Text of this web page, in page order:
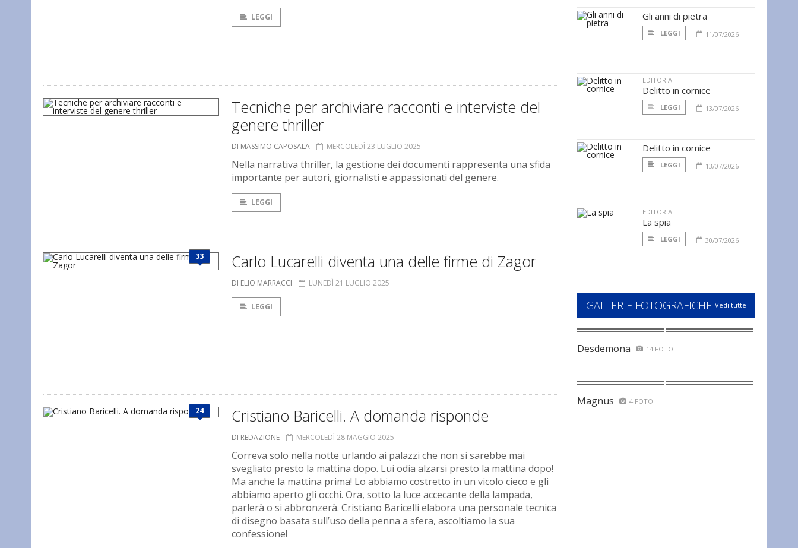
LEGGI
Tecniche per archiviare racconti e interviste del
genere thriller
DI MASSIMO CAPOSALA MERCOLEDÌ 23 LUGLIO 2025
Nella narrativa thriller, la gestione dei documenti rappresenta una sfida
importante per autori, giornalisti e appassionati del genere.
LEGGI
33 Carlo Lucarelli diventa una delle firme di Zagor
DI ELIO MARRACCI LUNEDÌ 21 LUGLIO 2025
LEGGI
24 Cristiano Baricelli. A domanda risponde
DI REDAZIONE MERCOLEDÌ 28 MAGGIO 2025
Correva solo nella notte urlando ai palazzi che non si sarebbe mai
svegliato presto la mattina dopo. Lui odia alzarsi presto la mattina dopo!
Ma anche la mattina prima! Lo abbiamo costretto in un vicolo cieco e gli
abbiamo aperto gli occhi. Ora, sotto la luce accecante della lampada,
parlerà o si abbronzerà. Cristiano Baricelli elabora una personale tecnica
di disegno basata sull’uso della penna a sfera, ascoltiamo la sua
confessione!
Gli anni di pietra
LEGGI 11/07/2026
EDITORIA
Delitto in cornice
LEGGI 13/07/2026
Delitto in cornice
LEGGI 13/07/2026
EDITORIA
La spia
LEGGI 30/07/2026
GALLERIE FOTOGRAFICHE Vedi tutte
Desdemona 14 FOTO
Magnus 4 FOTO